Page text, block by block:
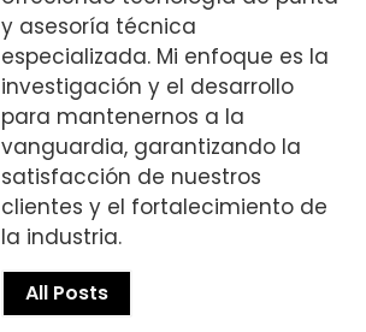
y asesoría técnica
especializada. Mi enfoque es la
investigación y el desarrollo
para mantenernos a la
vanguardia, garantizando la
satisfacción de nuestros
clientes y el fortalecimiento de
la industria.
All Posts